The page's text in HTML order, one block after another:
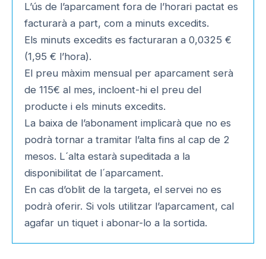
L’ús de l’aparcament fora de l’horari pactat es
facturarà a part, com a minuts excedits.
Els minuts excedits es facturaran a 0,0325 €
(1,95 € l’hora).
El preu màxim mensual per aparcament serà
de 115€ al mes, incloent-hi el preu del
producte i els minuts excedits.
La baixa de l’abonament implicarà que no es
podrà tornar a tramitar l’alta fins al cap de 2
mesos. L´alta estarà supeditada a la
disponibilitat de l´aparcament.
En cas d’oblit de la targeta, el servei no es
podrà oferir. Si vols utilitzar l’aparcament, cal
agafar un tiquet i abonar-lo a la sortida.